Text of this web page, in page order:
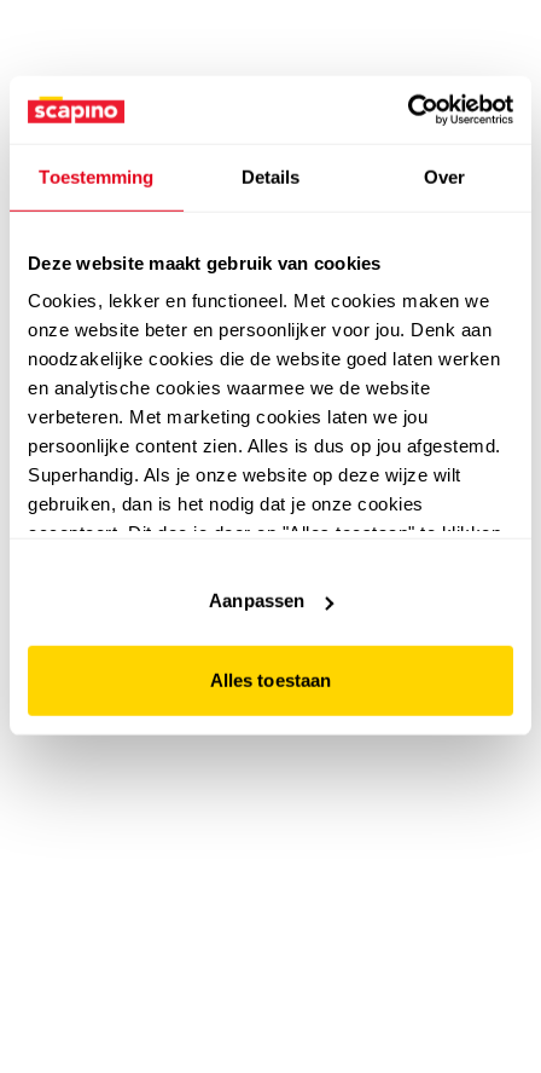
Toestemming Details Over
Deze website maakt gebruik van cookies
Cookies, lekker en functioneel. Met cookies maken we
onze website beter en persoonlijker voor jou. Denk aan
noodzakelijke cookies die de website goed laten werken
en analytische cookies waarmee we de website
verbeteren. Met marketing cookies laten we jou
persoonlijke content zien. Alles is dus op jou afgestemd.
Superhandig. Als je onze website op deze wijze wilt
gebruiken, dan is het nodig dat je onze cookies
accepteert. Dit doe je door op "Alles toestaan" te klikken.
website niet optimaal functioneert.
Aanpassen
Alles toestaan